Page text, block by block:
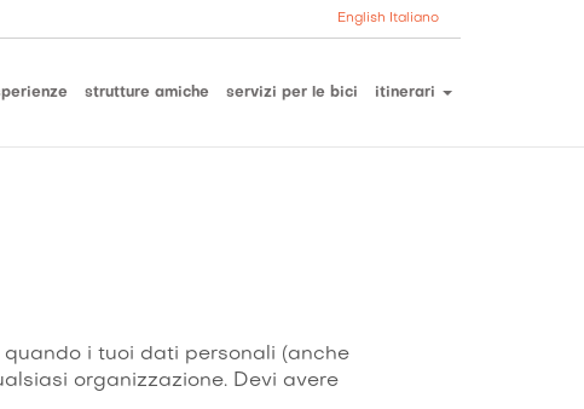
Italiano
English
strutture amiche servizi per le bici itinerari
i tuoi dati personali (anche
organizzazione. Devi avere